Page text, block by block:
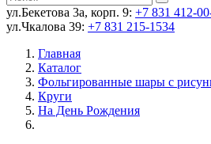
ул.Бекетова 3а, корп. 9: +7 831 412-
ул.Чкалова 39: +7 831 215-1534
Главная
Каталог
Фольгированные шары с
Круги
На День Рождения